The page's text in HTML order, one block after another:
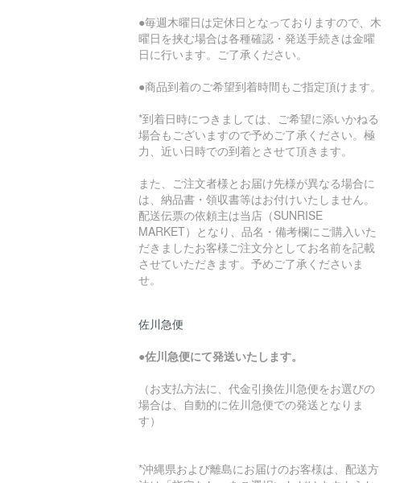
●毎週木曜日は定休日となっておりますので、木
曜日を挟む場合は各種確認・発送手続きは金曜
日に行います。ご了承ください。
●商品到着のご希望到着時間もご指定頂けます。
*到着日時につきましては、ご希望に添いかねる
場合もございますので予めご了承ください。極
力、近い日時での到着とさせて頂きます。
また、ご注文者様とお届け先様が異なる場合に
は、納品書・領収書等はお付けいたしません。
配送伝票の依頼主は当店（SUNRISE
MARKET）となり、品名・備考欄にご購入いた
だきましたお客様ご注文分としてお名前を記載
させていただきます。予めご了承くださいま
せ。
佐川急便
●佐川急便にて発送いたします。
（お支払方法に、代金引換佐川急便をお選びの
場合は、自動的に佐川急便での発送となりま
す）
*沖縄県および離島にお届けのお客様は、配送方